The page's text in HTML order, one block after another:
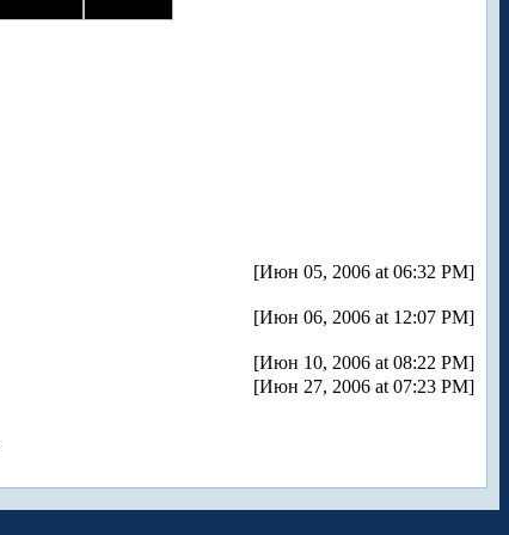
[Июн 05, 2006 at 06:32 PM]
[Июн 06, 2006 at 12:07 PM]
[Июн 10, 2006 at 08:22 PM]
[Июн 27, 2006 at 07:23 PM]